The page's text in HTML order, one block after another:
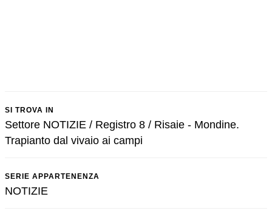
SI TROVA IN
Settore NOTIZIE / Registro 8 / Risaie - Mondine.
Trapianto dal vivaio ai campi
SERIE APPARTENENZA
NOTIZIE